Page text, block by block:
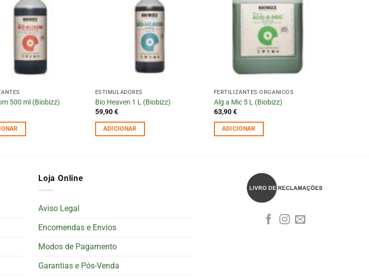
500 ml (Biobizz)
ESTIMULADORES
Bio Heaven 1 L (Biobizz)
59,90€
ADICIONAR
FERTILIZANTES ORGÂNICOS
Alg a Mic 5 L (Biobizz)
63,90€
ADICIONAR
Loja Online
Aviso Legal
Encomendas e Envios
Modos de Pagamento
Garantias e Pós-Venda